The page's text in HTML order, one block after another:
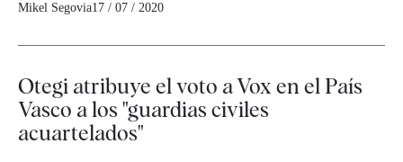
Mikel Segovia17 / 07 / 2020
Otegi atribuye el voto a Vox en el País
Vasco a los "guardias civiles
acuartelados"